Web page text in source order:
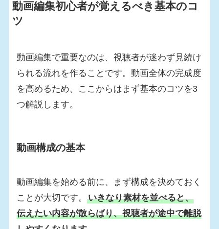
動画編集初心者が覚えるべき基本のコ
ツ
動画編集で重要なのは、視聴者が迷わず見続け
られる流れを作ることです。動画全体の完成度
を高めるため、ここからはまず基本のコツを3
つ解説します。
動画構成の基本
動画編集を始める前に、まず構成を決めておく
ことが大切です。いきなり素材を並べると、
伝えたい内容が散らばり、視聴者が途中で離脱